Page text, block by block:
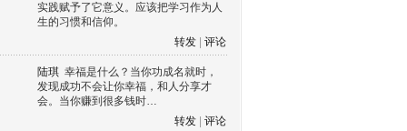
实践赋予了它意义。应该把学习作为人
生的习惯和信仰。
转发
评论
陆琪 幸福是什么？当你功成名就时，
发现成功不会让你幸福，和人分享才
会。当你赚到很多钱时…
转发
评论